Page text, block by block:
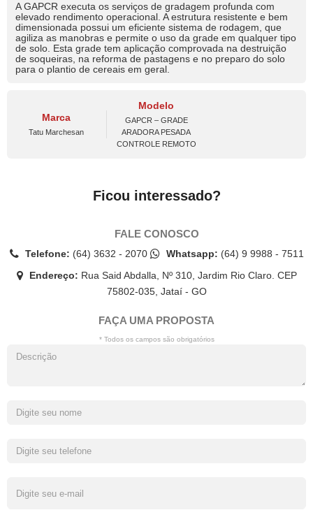
A GAPCR executa os serviços de gradagem profunda com
elevado rendimento operacional. A estrutura resistente e bem
dimensionada possui um eficiente sistema de rodagem, que
agiliza as manobras e permite o uso da grade em qualquer tipo
de solo. Esta grade tem aplicação comprovada na destruição
de soqueiras, na reforma de pastagens e no preparo do solo
para o plantio de cereais em geral.
Marca
Tatu Marchesan
Modelo
GAPCR – GRADE
ARADORA PESADA
CONTROLE REMOTO
Ficou interessado?
FALE CONOSCO
Telefone: (64) 3632 - 2070 Whatsapp: (64) 9 9988 - 7511
Endereço: Rua Said Abdalla, Nº 310, Jardim Rio Claro. CEP
75802-035, Jataí - GO
FAÇA UMA PROPOSTA
* Todos os campos são obrigatórios